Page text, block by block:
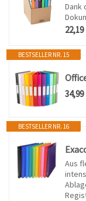
Dank
22,19
BESTSELLER NR. 15
34,99
BESTSELLER NR. 16
Aus